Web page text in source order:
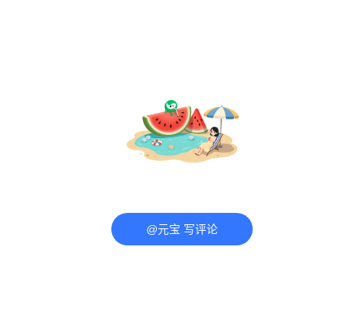
@元宝 写评论